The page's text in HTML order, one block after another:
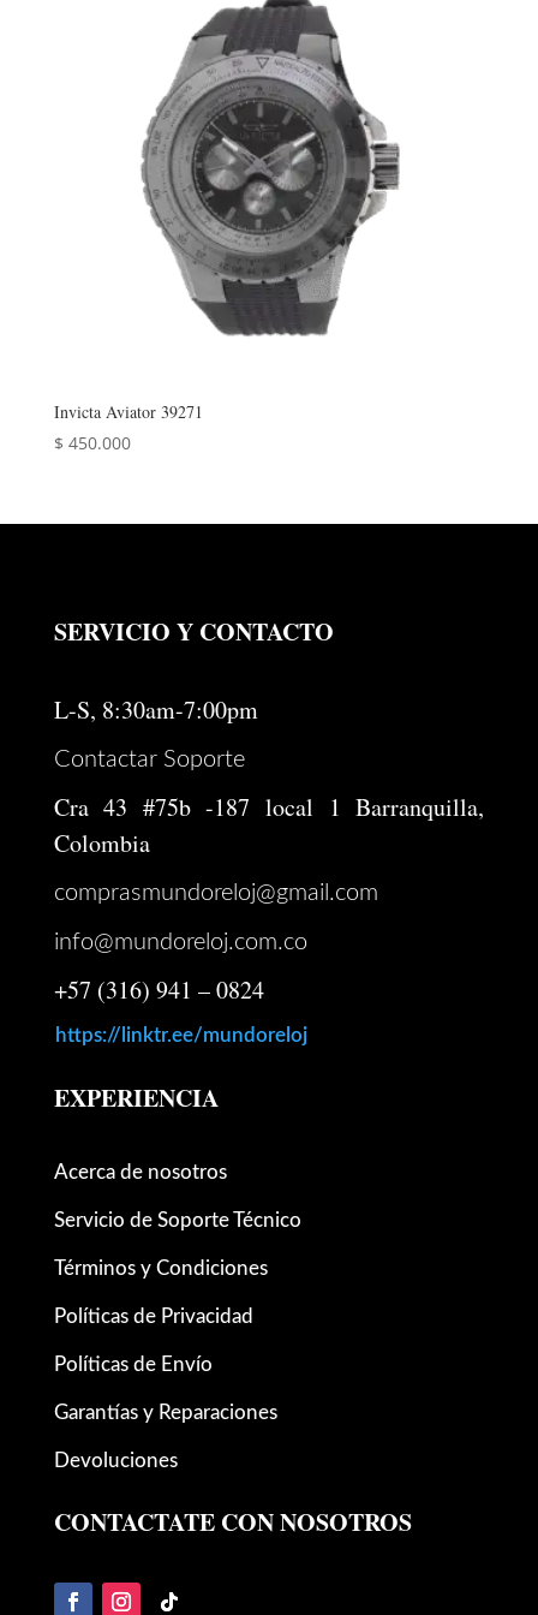
Invicta Aviator 39271
$ 450.000
SERVICIO Y CONTACTO
L-S, 8:30am-7:00pm
Contactar Soporte
Cra 43 #75b -187 local 1 Barranquilla,
Colombia
comprasmundoreloj@gmail.com
info@mundoreloj.com.co
+57 (316) 941 – 0824
https://linktr.ee/mundoreloj
EXPERIENCIA
Acerca de nosotros
Servicio de Soporte Técnico
Términos y Condiciones
Políticas de Privacidad
Políticas de Envío
Garantías y Reparaciones
Devoluciones
CONTACTATE CON NOSOTROS